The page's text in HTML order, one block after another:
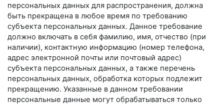
персональных данных для распространения, должна
быть прекращена в любое время по требованию
субъекта персональных данных. Данное требование
должно включать в себя фамилию, имя, отчество (при
наличии), контактную информацию (номер телефона,
адрес электронной почты или почтовый адрес)
субъекта персональных данных, а также перечень
персональных данных, обработка которых подлежит
прекращению. Указанные в данном требовании
персональные данные могут обрабатываться только